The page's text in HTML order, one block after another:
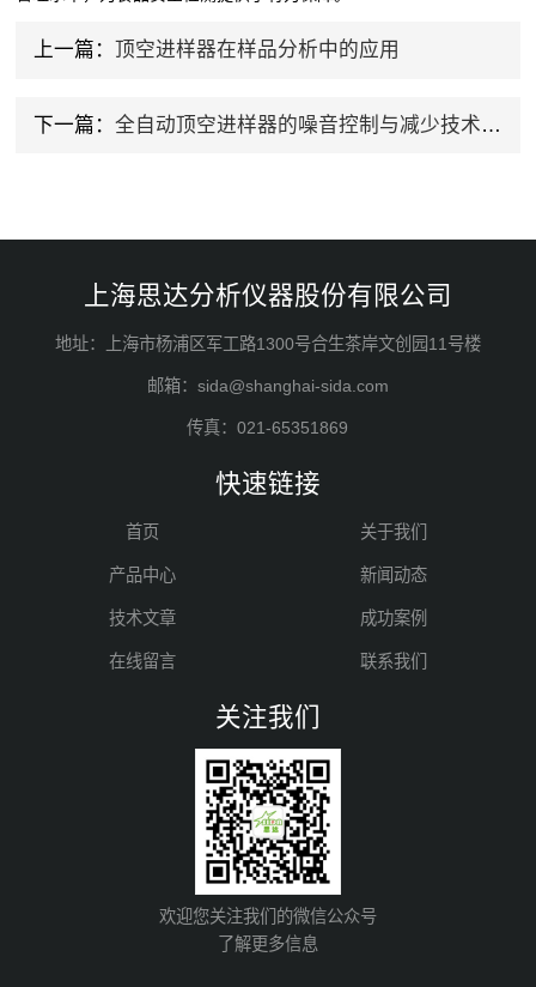
上一篇： 顶空进样器在样品分析中的应用
下一篇： 全自动顶空进样器的噪音控制与减少技术研究
上海思达分析仪器股份有限公司
地址：上海市杨浦区军工路1300号合生茶岸文创园11号楼
邮箱：sida@shanghai-sida.com
传真：021-65351869
快速链接
首页 关于我们
产品中心 新闻动态
技术文章 成功案例
在线留言 联系我们
关注我们
欢迎您关注我们的微信公众号
了解更多信息